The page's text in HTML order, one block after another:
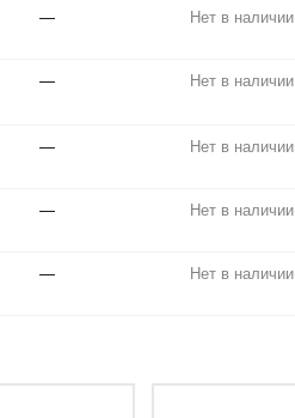
— Нет в наличии
— Нет в наличии
— Нет в наличии
— Нет в наличии
— Нет в наличии